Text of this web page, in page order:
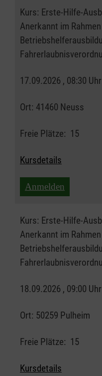
Kurs: Erste-Hilfe-
Anerkannt im
17.09.2026 , 08:30 Uhr
Ort: 41460 Neuss
Freie Plätze: 15
Kursdetails
Anmelden
Kurs: Erste-Hilfe-
Anerkannt im
18.09.2026 , 09:00 Uhr
Ort: 50259 Pulheim
Freie Plätze: 15
Kursdetails